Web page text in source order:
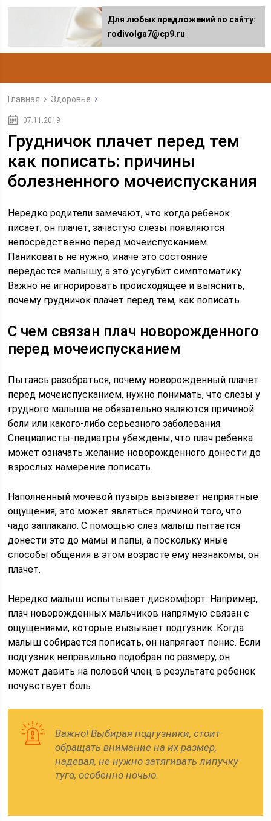
Главная Здоровье
07.11.2019
Грудничок плачет перед тем
как пописать: причины
болезненного мочеиспускания
Нередко родители замечают, что когда ребенок
писает, он плачет, зачастую слезы появляются
непосредственно перед мочеиспусканием.
Паниковать не нужно, иначе это состояние
передастся малышу, а это усугубит симптоматику.
Важно не игнорировать происходящее и выяснить,
почему грудничок плачет перед тем, как пописать.
С чем связан плач новорожденного
перед мочеиспусканием
Пытаясь разобраться, почему новорожденный плачет
перед мочеиспусканием, нужно понимать, что слезы у
грудного малыша не обязательно являются причиной
боли или какого-либо серьезного заболевания.
Специалисты-педиатры убеждены, что плач ребенка
может означать желание новорожденного донести до
взрослых намерение пописать.
Наполненный мочевой пузырь вызывает неприятные
ощущения, это может являться причиной того, что
чадо заплакало. С помощью слез малыш пытается
донести это до мамы и папы, а поскольку иные
способы общения в этом возрасте ему незнакомы, он
плачет.
Нередко малыш испытывает дискомфорт. Например,
плач новорожденных мальчиков напрямую связан с
ощущениями, которые вызывает подгузник. Когда
малыш собирается пописать, он напрягает пенис. Если
подгузник неправильно подобран по размеру, он
может давить на половой член, в результате ребенок
почувствует боль.
Важно! Выбирая подгузники, стоит
обращать внимание на их размер,
надевая, не нужно затягивать липучку
туго, особенно ночью.
Для любых предложений по сайту:
rodivolga7@cp9.ru